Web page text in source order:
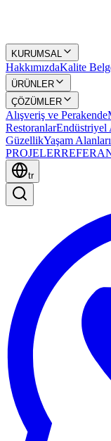
KURUMSAL
HakkımızdaKalite
ÜRÜNLER
ÇÖZÜMLER
Alışveriş ve Perakende
RestoranlarEndüstriyel
GüzellikYaşam Alanları
PROJELER
tr